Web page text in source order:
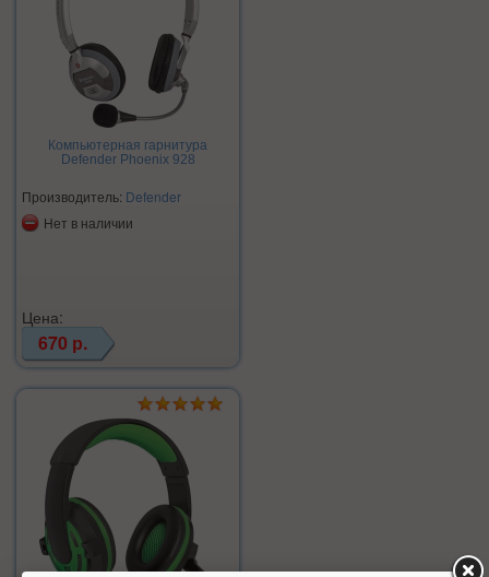
Компьютерная гарнитура
Defender Phoenix 928
Производитель: Defender
Нет в наличии
Цена:
670 р.